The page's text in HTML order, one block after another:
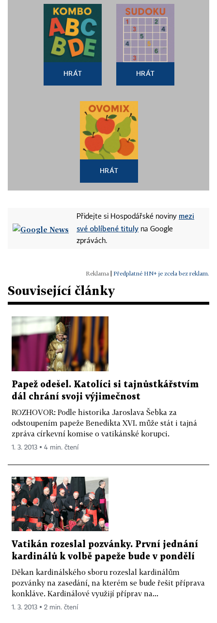
HRÁT HRÁT
HRÁT
Přidejte si Hospodářské noviny mezi
své oblíbené tituly na Google
zprávách.
Předplatné HN+ je zcela bez reklam.
Související články
Papež odešel. Katolíci si tajnůstkářstvím
dál chrání svoji výjimečnost
ROZHOVOR: Podle historika Jaroslava Šebka za
odstoupením papeže Benedikta XVI. může stát i tajná
zpráva církevní komise o vatikánské korupci.
1. 3. 2013 ▪ 4 min. čtení
Vatikán rozeslal pozvánky. První jednání
kardinálů k volbě papeže bude v pondělí
Děkan kardinálského sboru rozeslal kardinálům
pozvánky na zasedání, na kterém se bude řešit příprava
konkláve. Kardinálové využijí příprav na...
1. 3. 2013 ▪ 2 min. čtení